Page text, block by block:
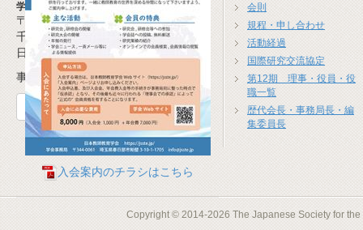
入会案内のチラシはこちら
学会事務局
〒277-0941
千葉県柏市高柳1674-4
日本教師教育学会事務局
事務局長 米沢 崇(広島大学)
お問合せフォーム
会則
規程・申し合わせ
活動経過
国際研究交流協定
第12期 理事・役員・役
職一覧
歴代会長・事務局長・編
集委員長
Copyright © 2014-2026 The Japanese Society for